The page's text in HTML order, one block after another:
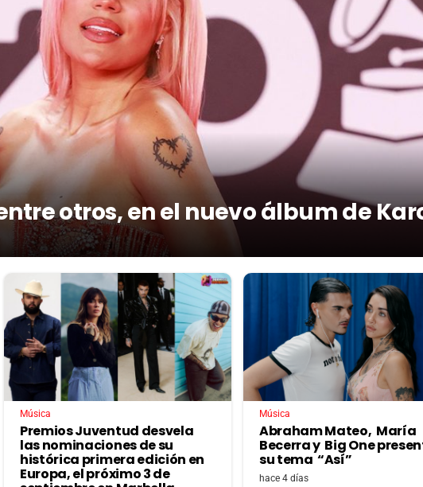
otros, en el nuevo álbum de
Música
Premios Juventud desvela
las nominaciones de su
histórica primera edición en
Europa, el próximo 3 de
Música
Abraham Mateo, María
Becerra y Big One
su tema “Así”
hace 4 días